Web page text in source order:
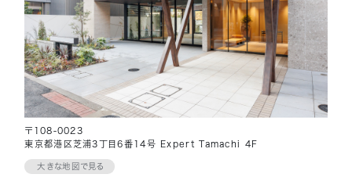
〒108-0023
東京都港区芝浦3丁目6番14号 Expert Tamachi 4F
大きな地図で見る